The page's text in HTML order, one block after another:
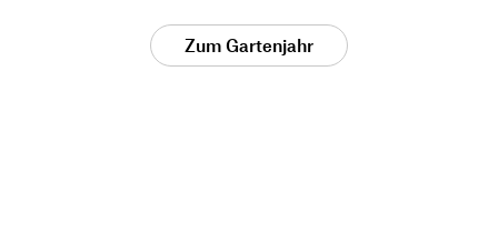
Zum Gartenjahr